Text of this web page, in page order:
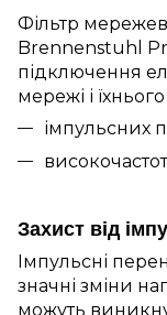
Фільтр
Brennenstuhl
підключення
мережі і
імпульсних
Захист від
Імпульсні
значні зміни
можуть